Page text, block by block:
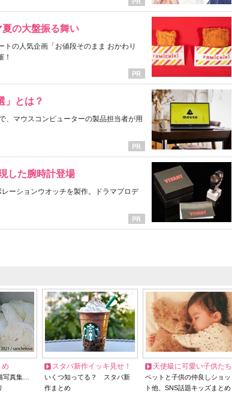
の大盤振る舞い
の人気企画「お値段そのまま おかわり
！
」とは？
、マウスコンピューターの製品担当者が用
した腕時計登場
ーションウオッチを製作。ドラマプロデ
め
写真集…
スタバ新作イッキ見せ！
いくつ知ってる？ スタバ新
作まとめ
天使級に可愛い子供たち
ペットと子供の仲良しショッ
ト他、SNS話題キッズまとめ